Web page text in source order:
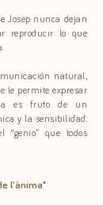
Josep nunca dejan
reproducir lo que
natural,
le permite expresar
es fruto de un
y la sensibilidad.
“genio” que todos
l'ànima"